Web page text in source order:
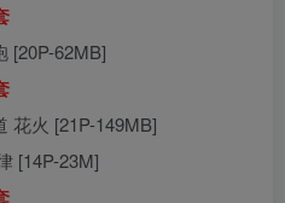
[20P-62MB]
花火 [21P-149MB]
[14P-23M]